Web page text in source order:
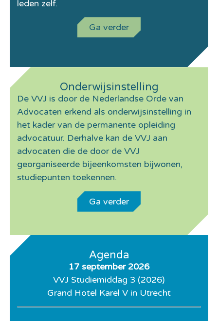
leden zelf.
Ga verder
Onderwijsinstelling
De VVJ is door de Nederlandse Orde van
Advocaten erkend als onderwijsinstelling in
het kader van de permanente opleiding
advocatuur. Derhalve kan de VVJ aan
advocaten die de door de VVJ
georganiseerde bijeenkomsten bijwonen,
studiepunten toekennen.
Ga verder
Agenda
17 september 2026
VVJ Studiemiddag 3 (2026)
Grand Hotel Karel V in Utrecht